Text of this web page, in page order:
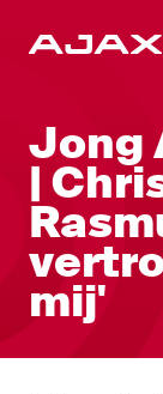
Jong
|
mij'